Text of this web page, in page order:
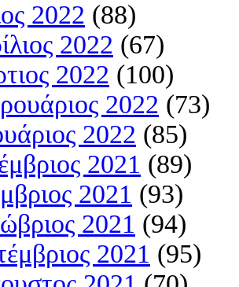
2022 (88)
2022 (67)
2022 (100)
2022 (73)
2022 (85)
2021 (89)
2021 (93)
2021 (94)
2021 (95)